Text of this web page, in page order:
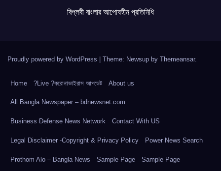
বিপ্লবী বাংলার আপোষহীন প্রতিনিধি
Proudly powered by WordPress Theme: Newsup by Themeansar.
Home ?Live ?করোনাভাইরাস আপডেট About us
All Bangla Newspaper – bdnewsnet.com
Business Defense News Network Contact With US
Legal Disclaimer -Copyright & Privacy Policy Power News Search
Prothom Alo – Bangla News Sample Page Sample Page